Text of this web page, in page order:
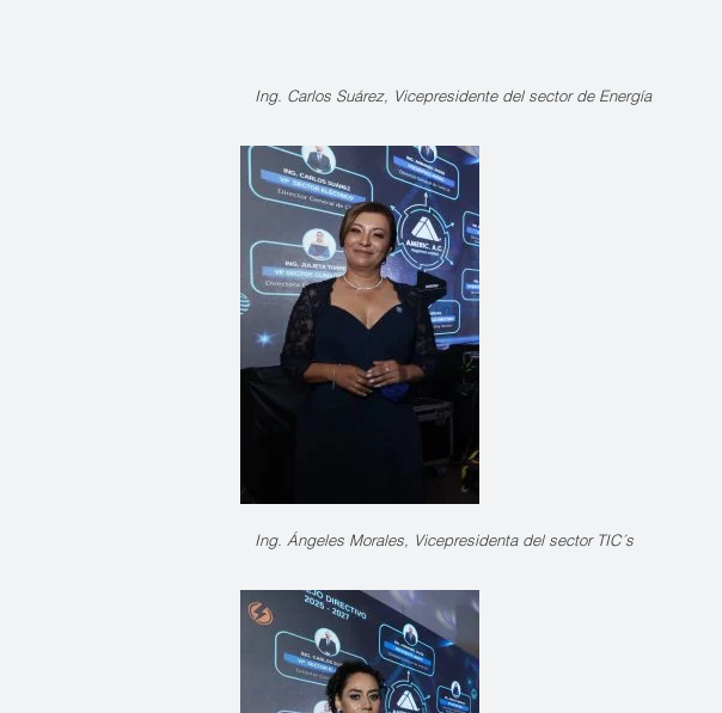
Ing. Carlos Suárez, Vicepresidente del sector de Energía
Ing. Ángeles Morales, Vicepresidenta del sector TIC´s